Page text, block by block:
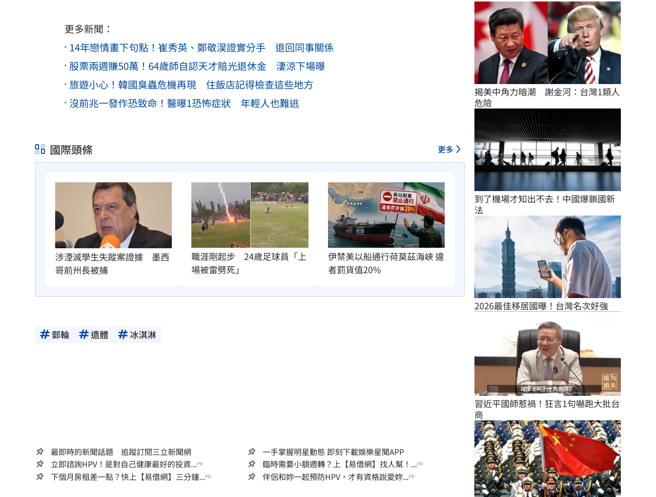
更多新聞：
14年戀情畫下句點！崔秀英、鄭敬淏證實分手 退回同事關係
股票兩週賺50萬！64歲師自認天才賠光退休金 淒涼下場曝
旅遊小心！韓國臭蟲危機再現 住飯店記得檢查這些地方
沒前兆一發作恐致命！醫曝1恐怖症狀 年輕人也難逃
國際頭條 更多
涉湮滅學生失蹤案證據　墨西
哥前州長被捕
職涯剛起步　24歲足球員「上
場被雷劈死」
伊禁美以船通行荷莫茲海峽 違
者罰貨值20%
郵輪 遺體 冰淇淋
最即時的新聞話題 追蹤訂閱三立新聞網
一手掌握明星動態 即刻下載娛樂星聞APP
立即諮詢HPV！是對自己健康最好的投資...PR 臨時需要小額週轉？上【易借網】找人幫！...PR
下個月房租差一點？快上【易借網】三分鐘...PR 伴侶和妳一起預防HPV，才有資格說愛妳...PR
揭美中角力暗潮　謝金河：台灣1類人
危險
到了機場才知出不去！中國爆鎖國新
法
2026最佳移居國曝！台灣名次好強
習近平國師惹禍！狂言1句嚇跑大批台
商